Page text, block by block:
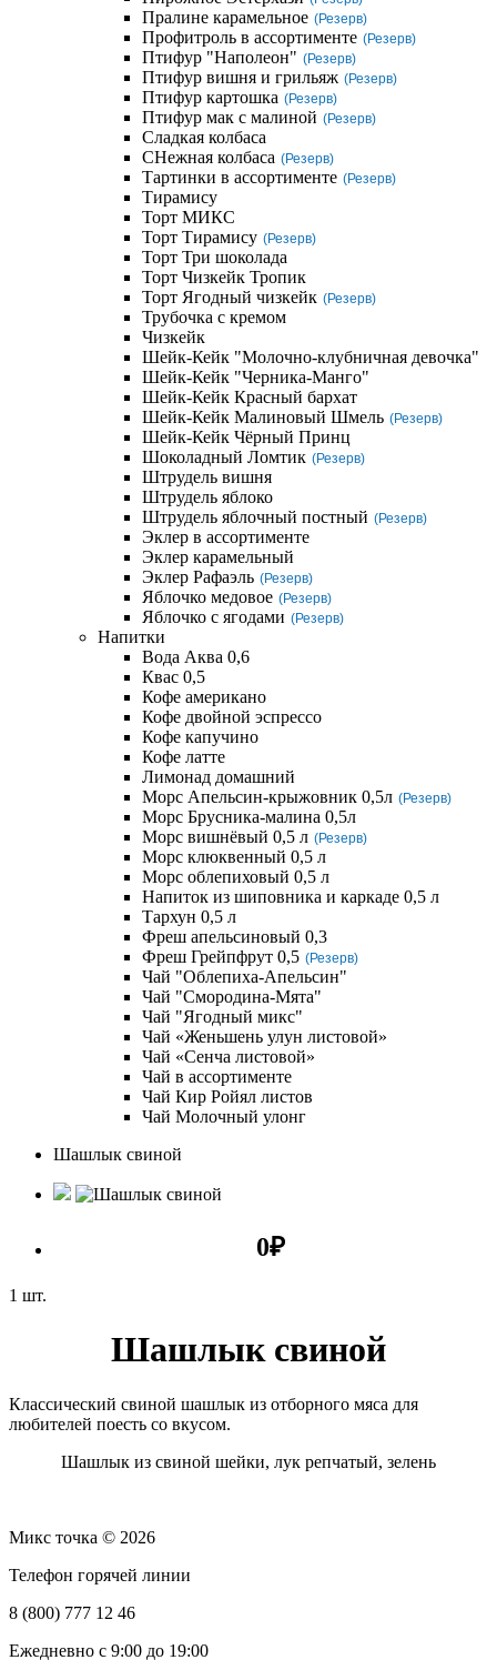
Пралине карамельное (Резерв)
Профитроль в ассортименте (Резерв)
Птифур "Наполеон" (Резерв)
Птифур вишня и грильяж (Резерв)
Птифур картошка (Резерв)
Птифур мак с малиной (Резерв)
Сладкая колбаса
СНежная колбаса (Резерв)
Тартинки в ассортименте (Резерв)
Тирамису
Торт МИКС
Торт Тирамису (Резерв)
Торт Три шоколада
Торт Чизкейк Тропик
Торт Ягодный чизкейк (Резерв)
Трубочка с кремом
Чизкейк
Шейк-Кейк "Молочно-клубничная девочка"
Шейк-Кейк "Черника-Манго"
Шейк-Кейк Красный бархат
Шейк-Кейк Малиновый Шмель (Резерв)
Шейк-Кейк Чёрный Принц
Шоколадный Ломтик (Резерв)
Штрудель вишня
Штрудель яблоко
Штрудель яблочный постный (Резерв)
Эклер в ассортименте
Эклер карамельный
Эклер Рафаэль (Резерв)
Яблочко медовое (Резерв)
Яблочко с ягодами (Резерв)
Напитки
Вода Аква 0,6
Квас 0,5
Кофе американо
Кофе двойной эспрессо
Кофе капучино
Кофе латте
Лимонад домашний
Морс Апельсин-крыжовник 0,5л (Резерв)
Морс Брусника-малина 0,5л
Морс вишнёвый 0,5 л (Резерв)
Морс клюквенный 0,5 л
Морс облепиховый 0,5 л
Напиток из шиповника и каркаде 0,5 л
Тархун 0,5 л
Фреш апельсиновый 0,3
Фреш Грейпфрут 0,5 (Резерв)
Чай "Облепиха-Апельсин"
Чай "Смородина-Мята"
Чай "Ягодный микс"
Чай «Женьшень улун листовой»
Чай «Сенча листовой»
Чай в ассортименте
Чай Кир Ройял листов
Чай Молочный улонг
Шашлык свиной
0₽
1 шт.
Шашлык свиной
Классический свиной шашлык из отборного мяса для
любителей поесть со вкусом.
Шашлык из свиной шейки, лук репчатый, зелень
Микс точка © 2026
Телефон горячей линии
8 (800) 777 12 46
Ежедневно с 9:00 до 19:00